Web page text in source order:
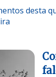
desta